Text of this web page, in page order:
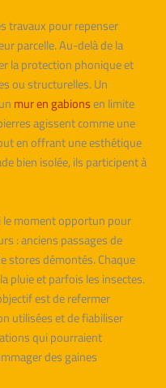
travaux pour repenser
parcelle. Au-delà de la
la protection phonique et
ou structurelles. Un
mur en gabionsen limite
agissent comme une
en offrant une esthétique
bien isolée, ils participent à
moment opportun pour
: anciens passages de
stores démontés. Chaque
pluie et parfois les insectes.
est de refermer
utilisées et de fiabiliser
qui pourraient
des gaines